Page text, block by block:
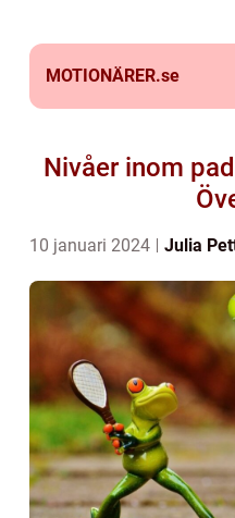
MOTIONÄRER.se
Nivåer inom
10 januari 2024 Julia